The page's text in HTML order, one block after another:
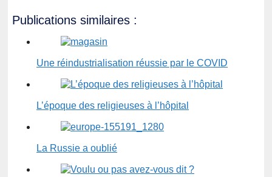
Publications similaires :
Une réindustrialisation réussie par le COVID
L’époque des religieuses à l’hôpital
La Russie a oublié